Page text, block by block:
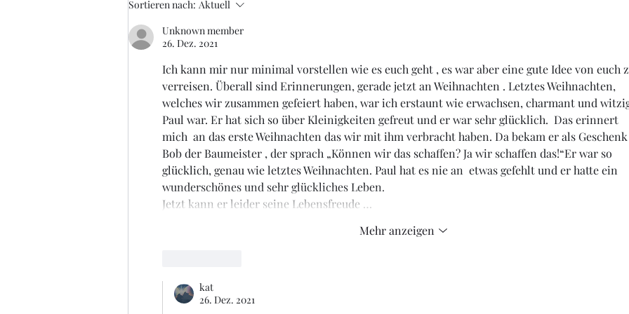
Sortieren nach: Aktuell
Unknown member
26. Dez. 2021
Ich kann mir nur minimal vorstellen wie es euch geht , es war aber eine gute Idee von euch
verreisen. Überall sind Erinnerungen, gerade jetzt an Weihnachten . Letztes Weihnachten,
welches wir zusammen gefeiert haben, war ich erstaunt wie erwachsen, charmant und
Paul war. Er hat sich so über Kleinigkeiten gefreut und er war sehr glücklich.  Das erinnert
mich  an das erste Weihnachten das wir mit ihm verbracht haben. Da bekam er als
Bob der Baumeister , der sprach „Können wir das schaffen? Ja wir schaffen das!“Er war so
glücklich, genau wie letztes Weihnachten. Paul hat es nie an  etwas gefehlt und er hatte ein
wunderschönes und sehr glückliches Leben.
Jetzt kann er leider seine Lebensfreude …
Mehr anzeigen
kat
26. Dez. 2021